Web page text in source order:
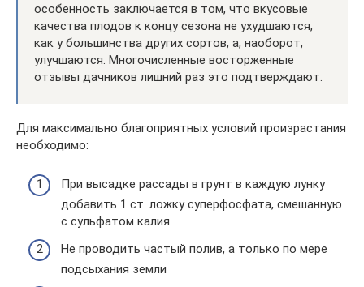
особенность заключается в том, что вкусовые
качества плодов к концу сезона не ухудшаются,
как у большинства других сортов, а, наоборот,
улучшаются. Многочисленные восторженные
отзывы дачников лишний раз это подтверждают.
Для максимально благоприятных условий произрастания
необходимо:
При высадке рассады в грунт в каждую лунку
добавить 1 ст. ложку суперфосфата, смешанную
с сульфатом калия
Не проводить частый полив, а только по мере
подсыхания земли